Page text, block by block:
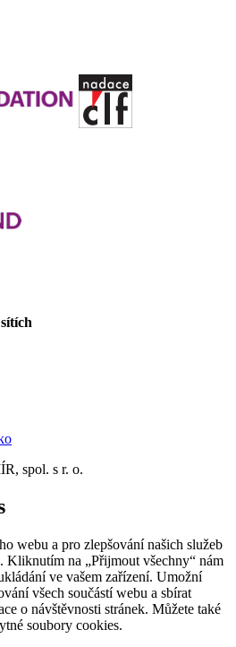
spol. s r. o.
webu a pro zlepšování našich služeb
Kliknutím na „Přijmout všechny“ nám
ve vašem zařízení. Umožní
všech součástí webu a sbírat
o návštěvnosti stránek. Můžete také
soubory cookies.